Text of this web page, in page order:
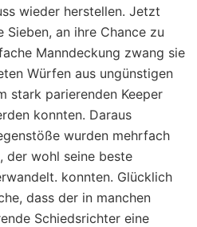
wieder herstellen. Jetzt
Sieben, an ihre Chance zu
Manndeckung zwang sie
Würfen aus ungünstigen
stark parierenden Keeper
konnten. Daraus
wurden mehrfach
der wohl seine beste
konnten. Glücklich
dass der in manchen
Schiedsrichter eine